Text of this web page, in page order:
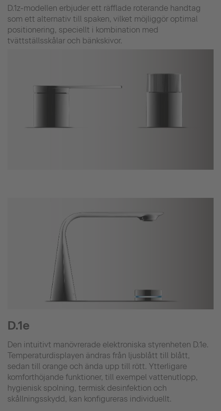
D.1z-modellen erbjuder ett räfflade roterande handtag
som ett alternativ till spaken, vilket möjliggör optimal
positionering, speciellt i kombination med
tvättställsskålar och bänkskivor.
D.1e
Den intuitivt manövrerade elektroniska styrenheten D.1e.
Temperaturdisplayen ändras från ljusblått till blått,
sedan till orange och ända upp till rött. Ytterligare
komforthöjande funktioner, till exempel vattenutlopp,
hygienisk spolning, termisk desinfektion och
skållningsskydd, kan konfigureras individuellt.